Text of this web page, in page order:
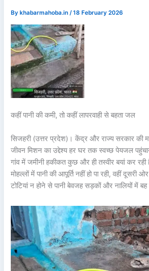
By khabarmahoba.in/18 February 2026
कहीं पानी की कमी, तो कहीं लापरवाही से बहता जल
सिजहरी (उत्तर प्रदेश)। केंद्र और राज्य सरकार की
जीवन मिशन का उद्देश्य हर घर तक स्वच्छ पेयजल
गांव में जमीनी हकीकत कुछ और ही तस्वीर बयां कर
मोहल्लों में पानी की आपूर्ति नहीं हो पा रही, वहीं दूसरी
टोटियां न होने से पानी बेवजह सड़कों और नालियों में बह